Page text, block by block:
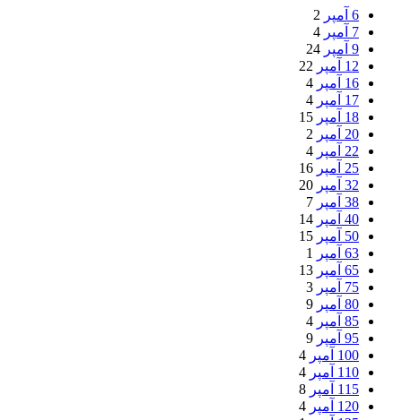
6 آمپر
2
7 آمپر
4
9 آمپر
24
12 آمپر
22
16 آمپر
4
17 آمپر
4
18 آمپر
15
20 آمپر
2
22 آمپر
4
25 آمپر
16
32 آمپر
20
38 آمپر
7
40 آمپر
14
50 آمپر
15
63 آمپر
1
65 آمپر
13
75 آمپر
3
80 آمپر
9
85 آمپر
4
95 آمپر
9
100 آمپر
4
110 آمپر
4
115 آمپر
8
120 آمپر
4